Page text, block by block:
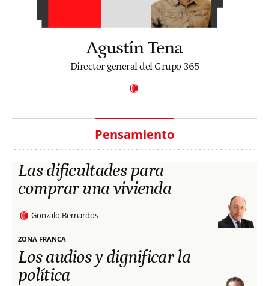
Agustín Tena
Director general del Grupo 365
Pensamiento
Las dificultades para
comprar una vivienda
Gonzalo Bernardos
ZONA FRANCA
Los audios y dignificar la
política